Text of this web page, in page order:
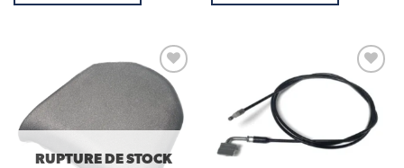
Add to
wishlist
RUPTURE DE STOCK
Add to
wishlist